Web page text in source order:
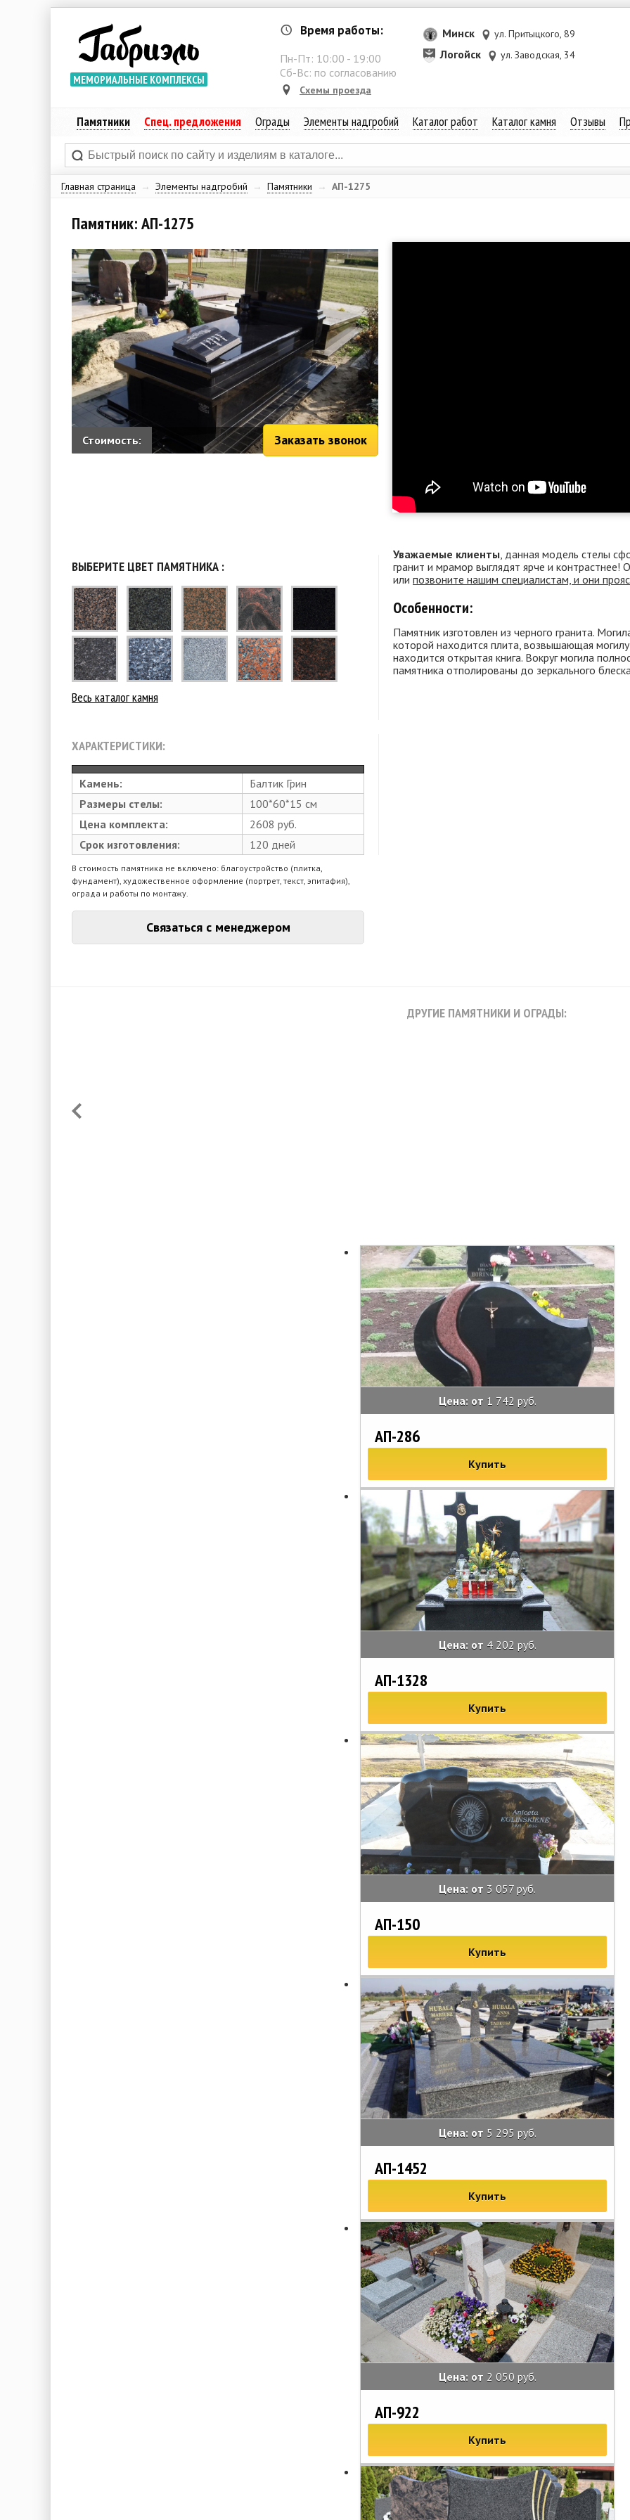
МЕМОРИАЛЬНЫЕ КОМПЛЕКСЫ
Время работы:
Пн-Пт: 10:00 - 19:00
Сб-Вс: по согласованию
Схемы проезда
Минск ул. Притыцкого, 89
Логойск ул. Заводская, 34
Памятники Спец. предложения Ограды Элементы надгробий Каталог работ Каталог камня Отзывы
Главная страница → Элементы надгробий → Памятники → АП-1275
Памятник: АП-1275
Стоимость: Заказать звонок
ВЫБЕРИТЕ ЦВЕТ ПАМЯТНИКА :
Весь каталог камня
ХАРАКТЕРИСТИКИ:
Камень:
Балтик Грин
Размеры стелы:
100*60*15 см
Цена комплекта:
2608 руб.
Срок изготовления:
120 дней
В стоимость памятника не включено: благоустройство (плитка,
фундамент), художественное оформление (портрет, текст, эпитафия),
ограда и работы по монтажу.
Связаться с менеджером
Уважаемые клиенты , данная модель стелы
гранит и мрамор выглядят ярче и контрастнее!
или позвоните нашим специалистам, и они
Особенности:
Памятник изготовлен из черного гранита.
которой находится плита, возвышающая
находится открытая книга. Вокруг могила
памятника отполированы до зеркального
ДРУГИЕ ПАМЯТНИКИ И ОГРАДЫ:
Цена: от 1 742 руб.
АП-286
Купить
Цена: от 4 202 руб.
АП-1328
Купить
Цена: от 3 057 руб.
АП-150
Купить
Цена: от 5 295 руб.
АП-1452
Купить
Цена: от 2 050 руб.
АП-922
Купить